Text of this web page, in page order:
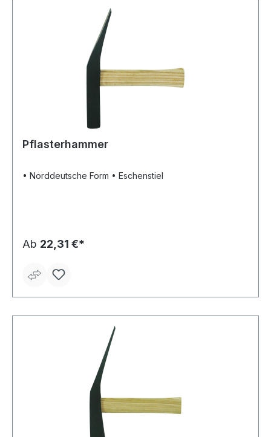
Pflasterhammer
• Norddeutsche Form • Eschenstiel
Ab 22,31 €*